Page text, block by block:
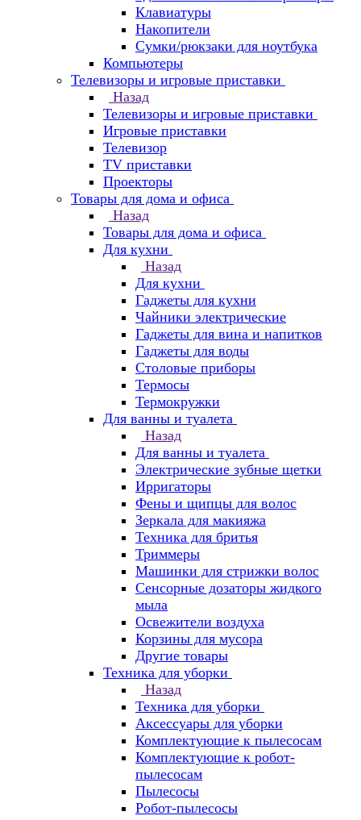
Клавиатуры
Накопители
Сумки/рюкзаки для ноутбука
Компьютеры
Телевизоры и игровые приставки
Назад
Телевизоры и игровые приставки
Игровые приставки
Телевизор
TV приставки
Проекторы
Товары для дома и офиса
Назад
Товары для дома и офиса
Для кухни
Назад
Для кухни
Гаджеты для кухни
Чайники электрические
Гаджеты для вина и напитков
Гаджеты для воды
Столовые приборы
Термосы
Термокружки
Для ванны и туалета
Назад
Для ванны и туалета
Электрические зубные щетки
Ирригаторы
Фены и щипцы для волос
Зеркала для макияжа
Техника для бритья
Триммеры
Машинки для стрижки волос
Сенсорные дозаторы жидкого
мыла
Освежители воздуха
Корзины для мусора
Другие товары
Техника для уборки
Назад
Техника для уборки
Аксессуары для уборки
Комплектующие к пылесосам
Комплектующие к робот-
пылесосам
Пылесосы
Робот-пылесосы